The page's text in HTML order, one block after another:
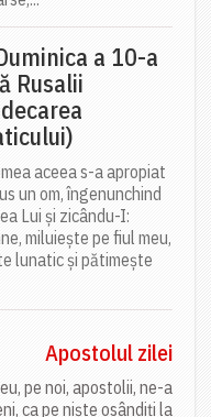
a 10-a
Rusalii
aceea s-a apropiat
un om, îngenunchind
Lui și zicându-I:
miluiește pe fiul meu,
lunatic și pătimește
Apostolul zilei
pe noi, apostolii, ne-a
ca pe niște osândiți la